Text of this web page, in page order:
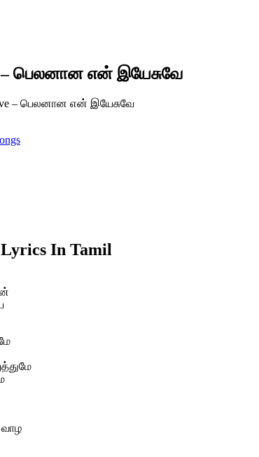
– பெலனான என் இயேசுவே
– பெலனான என் இயேசுவே
Lyrics In Tamil